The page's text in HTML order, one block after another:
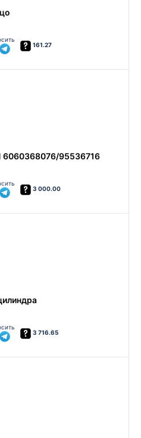
161.27
6060368076/95536716
3 000.00
3 716.65